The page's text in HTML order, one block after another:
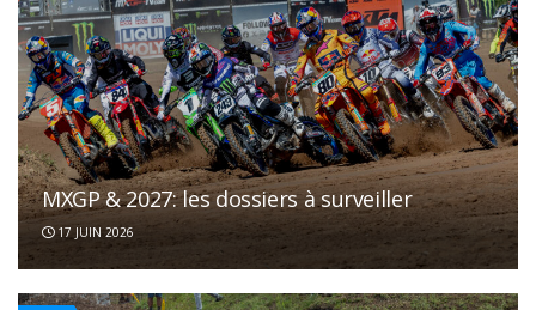
MXGP & 2027: les dossiers à surveiller
17 JUIN 2026